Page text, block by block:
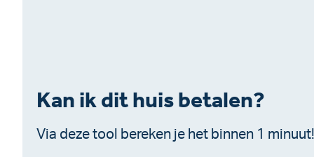
Kan ik dit huis betalen?
Via deze tool bereken je het binnen 1 minuut!